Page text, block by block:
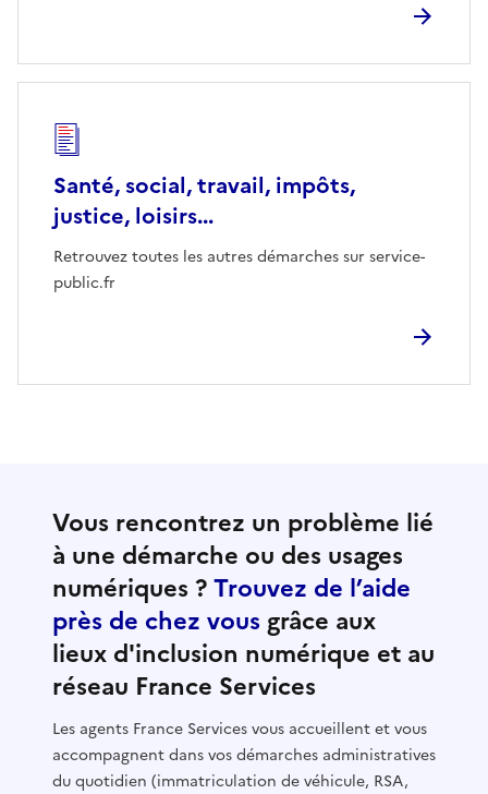
Santé, social, travail, impôts,
justice, loisirs...
Retrouvez toutes les autres démarches sur service-
public.fr
Vous rencontrez un problème lié
à une démarche ou des usages
numériques ?Trouvez de l’aide
près de chez vous grâce aux
lieux d'inclusion numérique et au
réseau France Services
Les agents France Services vous accueillent et vous
accompagnent dans vos démarches administratives
du quotidien (immatriculation de véhicule, RSA,